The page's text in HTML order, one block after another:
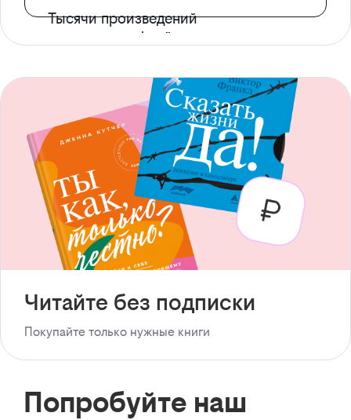
Тысячи произведений
с доступом офлайн
Читайте без подписки
Покупайте только нужные книги
Попробуйте наш